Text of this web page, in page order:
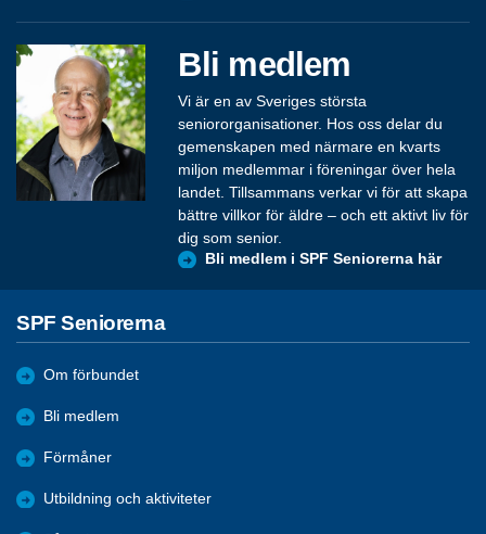
Bli medlem
Vi är en av Sveriges största
seniororganisationer. Hos oss delar du
gemenskapen med närmare en kvarts
miljon medlemmar i föreningar över hela
landet. Tillsammans verkar vi för att skapa
bättre villkor för äldre – och ett aktivt liv för
dig som senior.
Bli medlem i SPF Seniorerna här
SPF Seniorerna
Om förbundet
Bli medlem
Förmåner
Utbildning och aktiviteter